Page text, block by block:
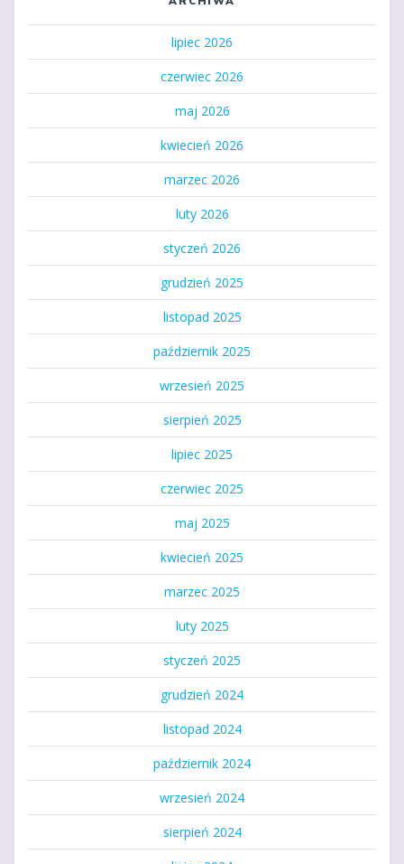
lipiec 2026
czerwiec 2026
maj 2026
kwiecień 2026
marzec 2026
luty 2026
styczeń 2026
grudzień 2025
listopad 2025
październik 2025
wrzesień 2025
sierpień 2025
lipiec 2025
czerwiec 2025
maj 2025
kwiecień 2025
marzec 2025
luty 2025
styczeń 2025
grudzień 2024
listopad 2024
październik 2024
wrzesień 2024
sierpień 2024